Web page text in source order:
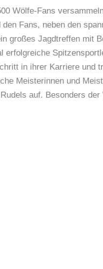
Wölfe-Fans
den Fans, neben den
großes Jagdtreffen mit
erfolgreiche
in ihrer Karriere und
Meisterinnen und
Rudels auf. Besonders